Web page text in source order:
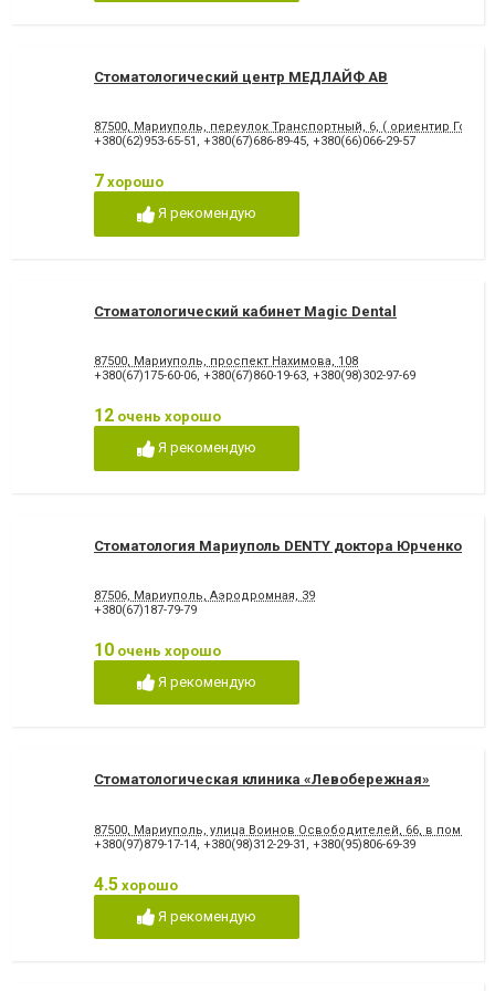
Удаление постоянного зуба
Фторирование зубов и
восстановление эмали
реставрация зубов
Шинирование зубов
Элайнеры
Стоматологический центр МЕДЛАЙФ АВ
87500, Мариуполь, переулок Транспортный, 6, ( ориентир
+380(62)953-65-51 , +380(67)686-89-45, +380(66)066-29-57
7 хорошо
Я рекомендую
Стоматологический кабинет Magic Dental
87500, Мариуполь, проспект Нахимова, 108
+380(67)175-60-06, +380(67)860-19-63, +380(98)302-97-69
12 очень хорошо
Я рекомендую
Стоматология Мариуполь DENTY доктора Юрченко
87506, Мариуполь, Аэродромная, 39
+380(67)187-79-79
10 очень хорошо
Я рекомендую
Стоматологическая клиника «Левобережная»
87500, Мариуполь, улица Воинов Освободителей, 66, в
+380(97)879-17-14, +380(98)312-29-31 , +380(95)806-69-39
4.5 хорошо
Я рекомендую